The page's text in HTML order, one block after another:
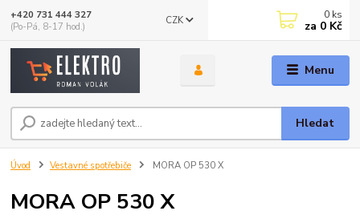
Menu
CZK
Hledat
+420 731 444 327
(Po-Pá, 8-17 hod.)
0 ks
za 0 Kč
Úvod Vestavné spotřebiče MORA OP 530 X
MORA OP 530 X